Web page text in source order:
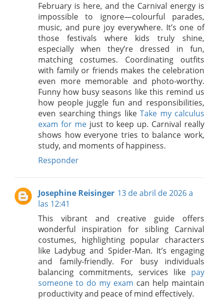
February is here, and the Carnival energy is
impossible to ignore—colourful parades,
music, and pure joy everywhere. It’s one of
those festivals where kids truly shine,
especially when they’re dressed in fun,
matching costumes. Coordinating outfits
with family or friends makes the celebration
even more memorable and photo-worthy.
Funny how busy seasons like this remind us
how people juggle fun and responsibilities,
even searching things like Take my calculus
exam for mejust to keep up. Carnival really
shows how everyone tries to balance work,
study, and moments of happiness.
Responder
Josephine Reisinger 13 de abril de 2026 a
las 12:41
This vibrant and creative guide offers
wonderful inspiration for sibling Carnival
costumes, highlighting popular characters
like Ladybug and Spider-Man. It’s engaging
and family-friendly. For busy individuals
balancing commitments, services like pay
someone to do my exam can help maintain
productivity and peace of mind effectively.